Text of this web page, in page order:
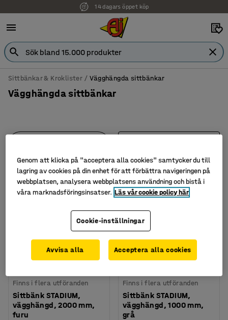
14 dagars öppet köp
Sittbänkar & Kroklister Vägghängda sittbänkar
Vägghängda sittbänkar
3 produkter
Finns i flera utföranden
Sittbänk STADIUM,
vägghängd, 2000 mm,
furu
Finns i flera utföranden
Sittbänk STADIUM,
vägghängd, 1000 mm,
grå
Genom att klicka på "acceptera alla cookies" samtycker du till
lagring av cookies på din enhet för att förbättra navigeringen på
webbplatsen, analysera webbplatsens användning och bistå i
våra marknadsföringsinsatser. Läs vår cookie policy här
Cookie-inställningar
Avvisa alla Acceptera alla cookies